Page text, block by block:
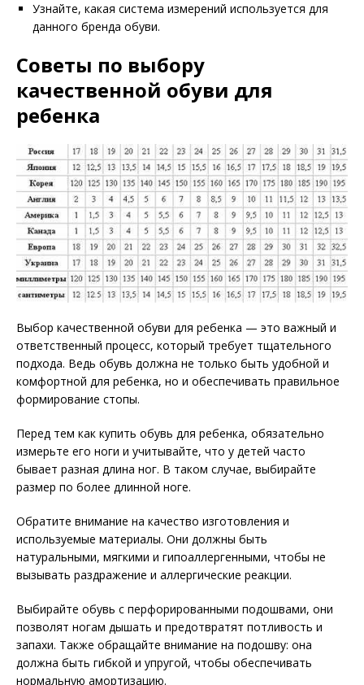
Узнайте, какая система измерений используется для
данного бренда обуви.
Советы по выбору
качественной обуви для
ребенка
Выбор качественной обуви для ребенка — это важный и
ответственный процесс, который требует тщательного
подхода. Ведь обувь должна не только быть удобной и
комфортной для ребенка, но и обеспечивать правильное
формирование стопы.
Перед тем как купить обувь для ребенка, обязательно
измерьте его ноги и учитывайте, что у детей часто
бывает разная длина ног. В таком случае, выбирайте
размер по более длинной ноге.
Обратите внимание на качество изготовления и
используемые материалы. Они должны быть
натуральными, мягкими и гипоаллергенными, чтобы не
вызывать раздражение и аллергические реакции.
Выбирайте обувь с перфорированными подошвами, они
позволят ногам дышать и предотвратят потливость и
запахи. Также обращайте внимание на подошву: она
должна быть гибкой и упругой, чтобы обеспечивать
нормальную амортизацию.